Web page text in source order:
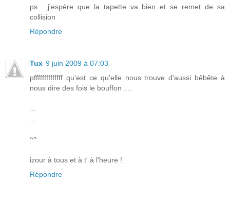
ps : j'espère que la tapette va bien et se remet de sa
collision
Répondre
Tux 9 juin 2009 à 07:03
pffffffffffffff qu'est ce qu'elle nous trouve d'aussi bêbête à
nous dire des fois le bouffon ....
^^
izour à tous et à t' à l'heure !
Répondre